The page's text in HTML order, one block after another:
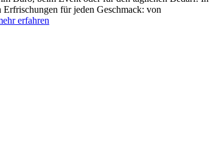
für jeden Geschmack: von
erfahren